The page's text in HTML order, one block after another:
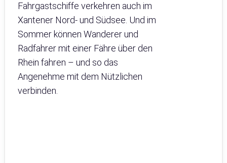
Fahrgastschiffe verkehren auch im
Xantener Nord- und Südsee. Und im
Sommer können Wanderer und
Radfahrer mit einer Fähre über den
Rhein fahren – und so das
Angenehme mit dem Nützlichen
verbinden.